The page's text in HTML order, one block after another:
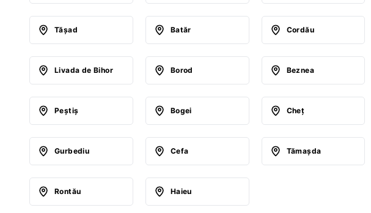
Tăşad Batăr Cordău
Livada de Bihor Borod Beznea
Peştiş Bogei Cheţ
Gurbediu Cefa Tămaşda
Rontău Haieu